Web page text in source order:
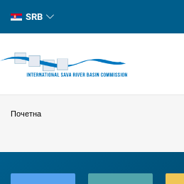
SRB
Почетна